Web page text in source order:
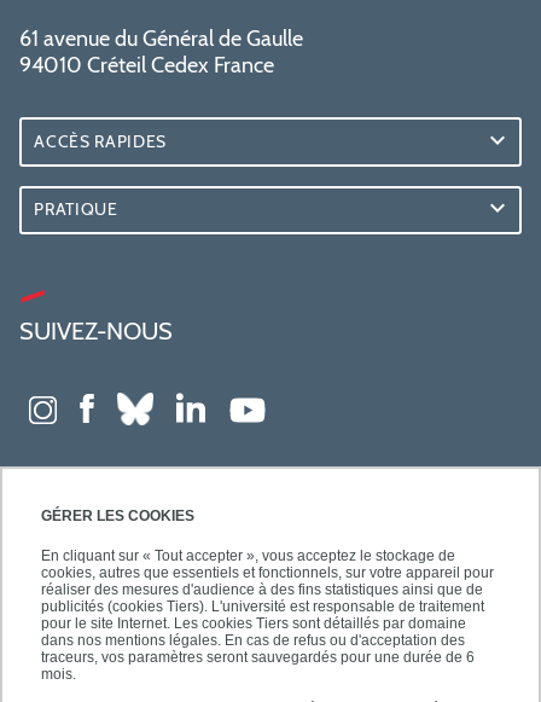
GÉRER LES COOKIES
En cliquant sur « Tout accepter », vous acceptez le stockage de
cookies, autres que essentiels et fonctionnels, sur votre appareil pour
réaliser des mesures d'audience à des fins statistiques ainsi que de
publicités (cookies Tiers). L'université est responsable de traitement
pour le site Internet. Les cookies Tiers sont détaillés par domaine
dans nos mentions légales. En cas de refus ou d'acceptation des
traceurs, vos paramètres seront sauvegardés pour une durée de 6
mois.
61 avenue du Général de Gaulle
94010 Créteil Cedex France
ACCÈS RAPIDES
PRATIQUE
SUIVEZ-NOUS